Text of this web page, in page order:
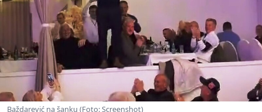
Baždarević na šanku (Foto: Screenshot)